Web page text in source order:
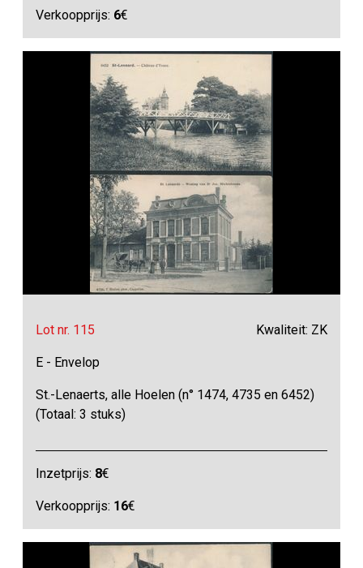
Verkoopprijs: 6€
Lot nr. 115 Kwaliteit: ZK
E - Envelop
St.-Lenaerts, alle Hoelen (n° 1474, 4735 en 6452)
(Totaal: 3 stuks)
Inzetprijs: 8€
Verkoopprijs: 16€